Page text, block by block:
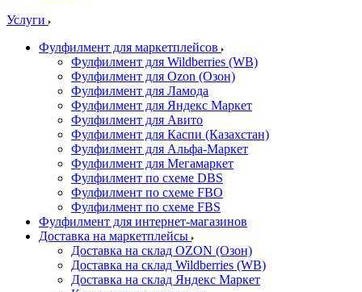
Услуги
Фулфилмент для маркетплейсов
Фулфилмент для Wildberries (WB)
Фулфилмент для Ozon (Озон)
Фулфилмент для Ламода
Фулфилмент для Яндекс Маркет
Фулфилмент для Авито
Фулфилмент для Каспи (Казахстан)
Фулфилмент для Альфа-Маркет
Фулфилмент для Мегамаркет
Фулфилмент по схеме DBS
Фулфилмент по схеме FBO
Фулфилмент по схеме FBS
Фулфилмент для интернет-магазинов
Доставка на маркетплейсы
Доставка на склад OZON (Озон)
Доставка на склад Wildberries (WB)
Доставка на склад Яндекс Маркет